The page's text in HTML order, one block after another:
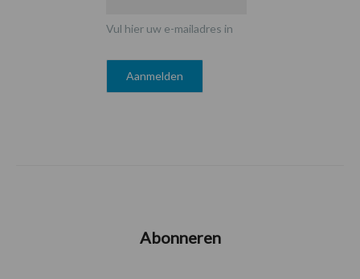
Vul hier uw e-mailadres in
Abonneren